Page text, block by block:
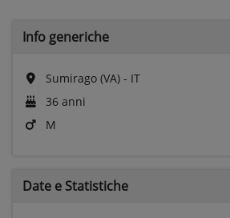
Info generiche
Sumirago (VA) - IT
36 anni
M
Date e Statistiche